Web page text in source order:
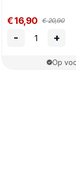
€ 16,90 € 20,90
- +
Op